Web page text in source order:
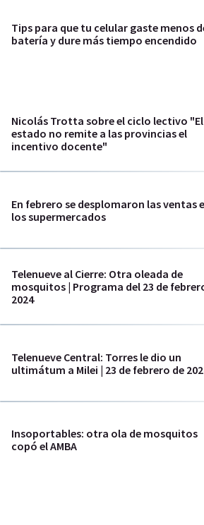
Tips para que tu celular gaste menos
batería y dure más tiempo encendido
Nicolás Trotta sobre el ciclo lectivo "El
estado no remite a las provincias el
incentivo docente"
En febrero se desplomaron las ventas
los supermercados
Telenueve al Cierre: Otra oleada de
mosquitos | Programa del 23 de
2024
Telenueve Central: Torres le dio un
ultimátum a Milei | 23 de febrero de
Insoportables: otra ola de mosquitos
copó el AMBA